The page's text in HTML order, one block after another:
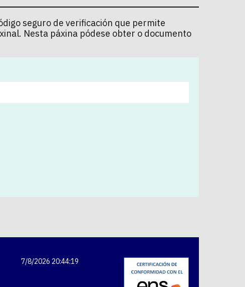
seguro de verificación que permite
Nesta páxina pódese obter o documento
7/8/2026 20:44:19